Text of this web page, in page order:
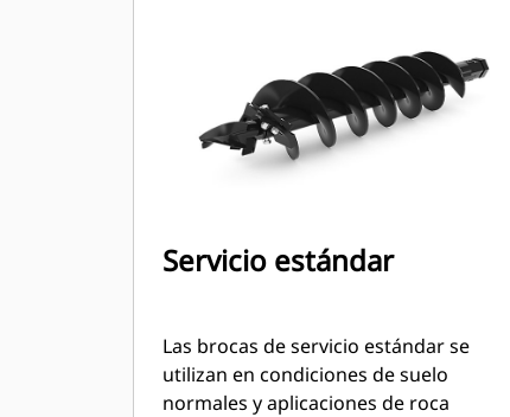
Servicio estándar
Las brocas de servicio estándar se
utilizan en condiciones de suelo
normales y aplicaciones de roca